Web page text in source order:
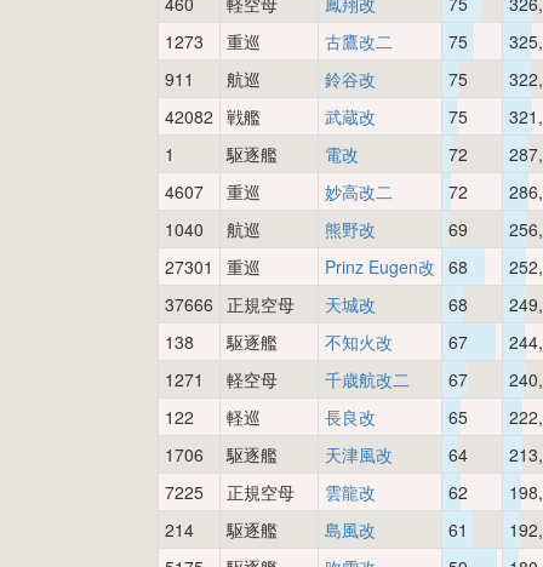
1273
重巡 古鷹改二 75
911
航巡 鈴谷改 75
42082 戦艦 武蔵改 75
1
駆逐艦 電改 72
4607
重巡 妙高改二 72
1040
航巡 熊野改 69
27301
重巡 Prinz Eugen改 68
37666
正規空母 天城改 68
138
駆逐艦 不知火改 67
1271
軽空母 千歳航改二 67
122
軽巡 長良改 65
1706
駆逐艦 天津風改 64
7225
正規空母 雲龍改 62
214
駆逐艦 島風改 61